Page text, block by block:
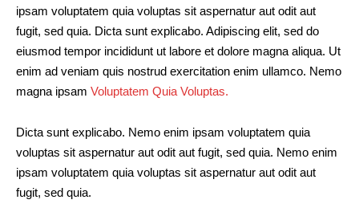
ipsam voluptatem quia voluptas sit aspernatur aut odit aut
fugit, sed quia. Dicta sunt explicabo. Adipiscing elit, sed do
eiusmod tempor incididunt ut labore et dolore magna aliqua. Ut
enim ad veniam quis nostrud exercitation enim ullamco. Nemo
magna ipsam Voluptatem Quia Voluptas.
Dicta sunt explicabo. Nemo enim ipsam voluptatem quia
voluptas sit aspernatur aut odit aut fugit, sed quia. Nemo enim
ipsam voluptatem quia voluptas sit aspernatur aut odit aut
fugit, sed quia.